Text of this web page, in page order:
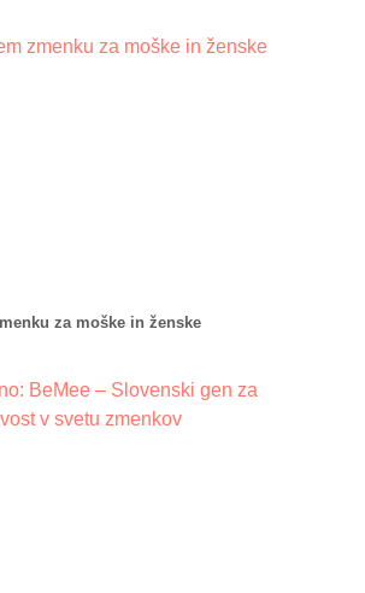
za moške in ženske